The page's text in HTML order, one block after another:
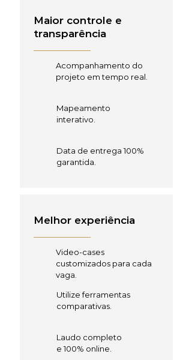
Maior controle e
transparência
Acompanhamento do
projeto em tempo real.
Mapeamento
interativo.
Data de entrega 100%
garantida.
Melhor experiência
Video-cases
customizados para cada
vaga.
Utilize ferramentas
comparativas.
Laudo completo
e 100% online.